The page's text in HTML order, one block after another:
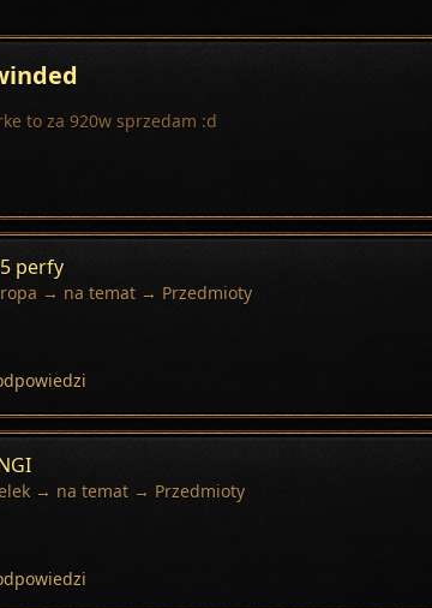
to za 920w sprzedam :d
perfy
→ na temat → Przedmioty
→ na temat → Przedmioty